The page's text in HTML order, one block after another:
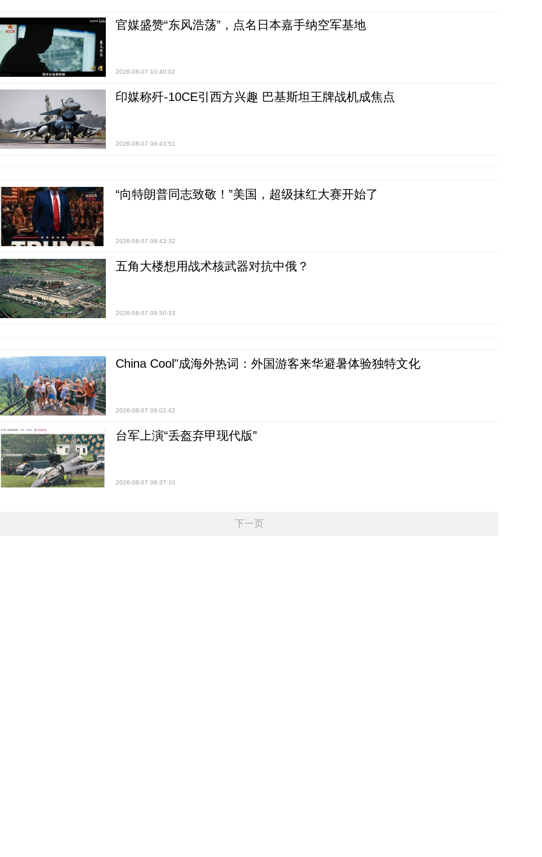
官媒盛赞“东风浩荡”，点名日本嘉手纳空军基地
2026-08-07 10:40:02
印媒称歼-10CE引西方兴趣 巴基斯坦王牌战机成焦点
2026-08-07 08:43:51
“向特朗普同志致敬！”美国，超级抹红大赛开始了
2026-08-07 09:43:32
五角大楼想用战术核武器对抗中俄？
2026-08-07 09:50:33
China Cool"成海外热词：外国游客来华避暑体验独特文化
2026-08-07 09:02:42
台军上演“丢盔弃甲现代版”
2026-08-07 09:37:10
下一页